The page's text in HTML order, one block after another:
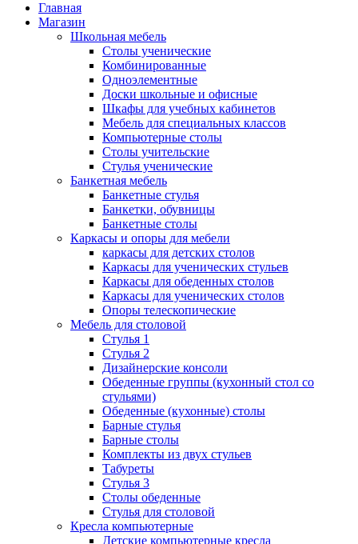
Главная
Магазин
Школьная мебель
Столы ученические
Комбинированные
Одноэлементные
Доски школьные и офисные
Шкафы для учебных кабинетов
Мебель для специальных классов
Компьютерные столы
Столы учительские
Стулья ученические
Банкетная мебель
Банкетные стулья
Банкетки, обувницы
Банкетные столы
Каркасы и опоры для мебели
каркасы для детских столов
Каркасы для ученических стульев
Каркасы для обеденных столов
Каркасы для ученических столов
Опоры телескопические
Мебель для столовой
Стулья 1
Стулья 2
Дизайнерские консоли
Обеденные группы (кухонный стол со
стульями)
Обеденные (кухонные) столы
Барные стулья
Барные столы
Комплекты из двух стульев
Табуреты
Стулья 3
Столы обеденные
Стулья для столовой
Кресла компьютерные
Детские компьютерные кресла